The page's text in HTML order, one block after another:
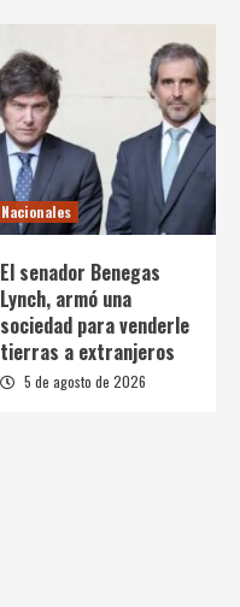
Nacionales
El senador Benegas
Lynch, armó una
sociedad para venderle
tierras a extranjeros
5 de agosto de 2026